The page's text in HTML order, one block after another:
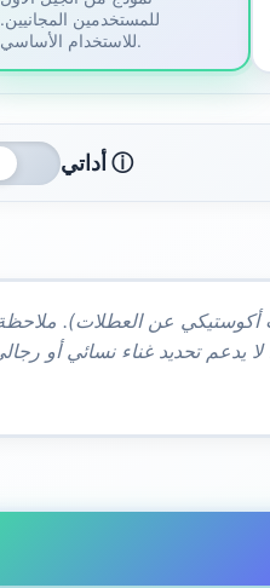
للمستخدمين المجانيين.
للاستخدام الأساسي.
أداتي ⓘ